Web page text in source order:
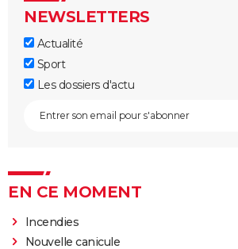
NEWSLETTERS
Actualité
Sport
Les dossiers d'actu
EN CE MOMENT
Incendies
Nouvelle canicule